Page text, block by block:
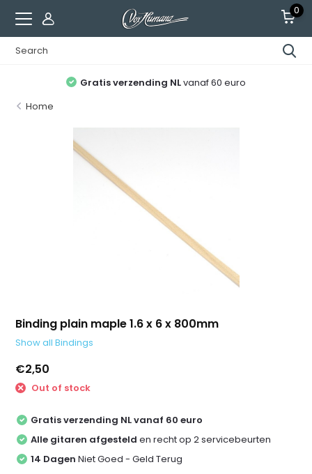
0
Gratis verzending NLvanaf 60 euro
Home
Binding plain maple 1.6 x 6 x 800mm
Show all Bindings
€2,50
Out of stock
Gratis verzending NL vanaf 60 euro
Alle gitaren afgesteld en recht op 2 servicebeurten
14 Dagen Niet Goed - Geld Terug